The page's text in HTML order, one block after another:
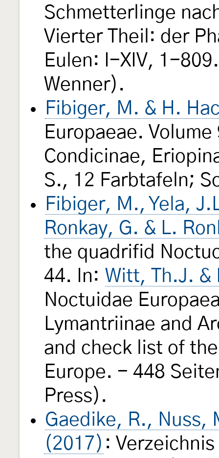
Schmetterlinge
Vierter Theil: der
Eulen: I-XIV, 1-
Wenner).
Fibiger, M. & H.
Europaeae.
Condicinae,
S., 12 Farbtafeln;
Fibiger, M., Yela,
Ronkay, G. & L.
the quadrifid
44. In: Witt, Th.J.
Noctuidae
Lymantriinae and
and check list of
Europe. - 448
Press).
Gaedike, R., Nuss,
(2017) :